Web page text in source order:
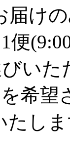
届け
便
いた
希望
たし